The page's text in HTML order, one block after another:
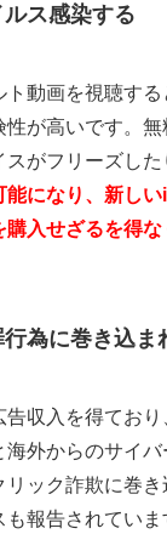
ス感染する
動画を視聴す
性が高いです。
がフリーズした
能になり、新し
購入せざるを得
為に巻き込ま
告収入を得てお
外からのサイ
リック詐欺に巻
報告されていま